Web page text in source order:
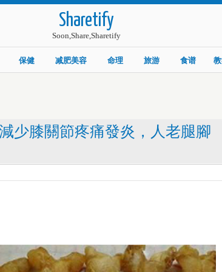
Sharetify
Soon,Share,Sharetify
保健 减肥美容 命理 旅游 食谱
少膝關節疼痛發炎，人老腿腳